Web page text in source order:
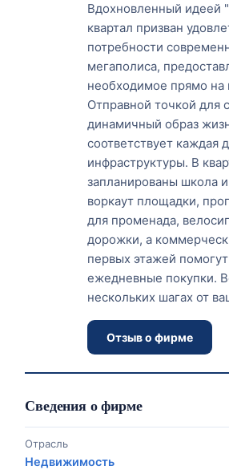
Вдохновленный идеей
квартал призван
потребности
мегаполиса,
необходимое прямо на
Отправной точкой для
динамичный образ
соответствует каждая
инфраструктуры. В
запланированы школа
воркаут площадки,
для променада,
дорожки, а
первых этажей
ежедневные покупки.
нескольких шагах от
Отзыв о фирме
Сведения о фирме
Отрасль
Недвижимость